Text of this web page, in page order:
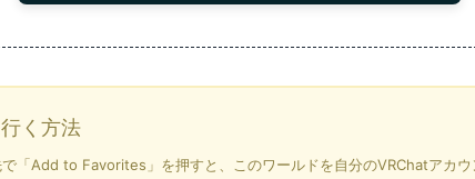
く方法
で「Add to Favorites」を押すと、このワールドを自分のVRChatアカ